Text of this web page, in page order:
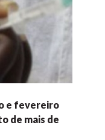
e fevereiro
de mais de